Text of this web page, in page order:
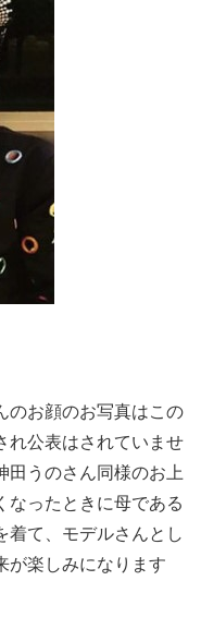
のお顔のお写真はこの
れ公表はされていませ
田うのさん同様のお上
なったときに母である
着て、モデルさんとし
が楽しみになります